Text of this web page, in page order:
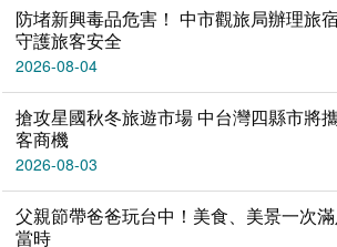
防堵新興毒品危害！ 中市觀旅局辦理旅
守護旅客安全
2026-08-04
搶攻星國秋冬旅遊市場 中台灣四縣市將
客商機
2026-08-03
父親節帶爸爸玩台中！美食、美景一次
當時